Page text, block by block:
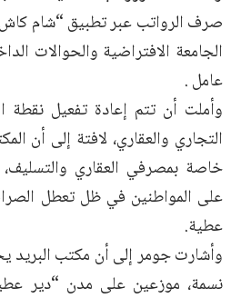
صرف الرواتب عبر تطبيق “شام
الجامعة الافتراضية والحوالات
عامل .
وأملت أن تتم إعادة تفعيل نقطة
التجاري والعقاري، لافتة إلى أن
خاصة بمصرفي العقاري
على المواطنين في ظل تعطل
عطية.
نسمة، موزعين على مدن “دير